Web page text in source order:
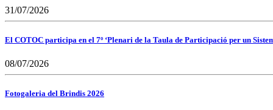
31/07/2026
El COTOC participa en el 7º ‘Plenari de la Taula de Participació per un
08/07/2026
Fotogaleria del Brindis 2026